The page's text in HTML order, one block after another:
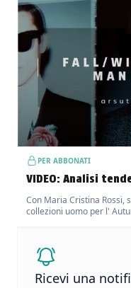
PER ABBONATI
VIDEO: Analisi
Con Maria Cristina Rossi,
collezioni uomo per l'
Ricevi una